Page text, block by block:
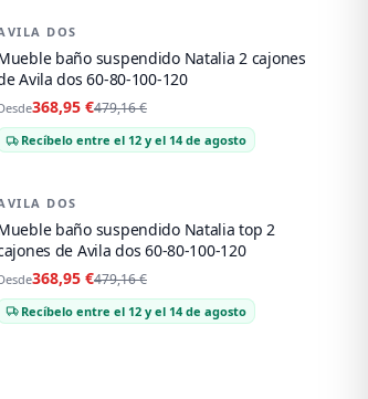
-23% DOS
baño suspendido Natalia 2 cajones
Avila dos 60-80-100-120
368,95 €479,16 €
Recíbelo entre el 12 y el 14 de agosto
-23 % DOS
baño suspendido Natalia top 2
de Avila dos 60-80-100-120
368,95 €479,16 €
Recíbelo entre el 12 y el 14 de agosto